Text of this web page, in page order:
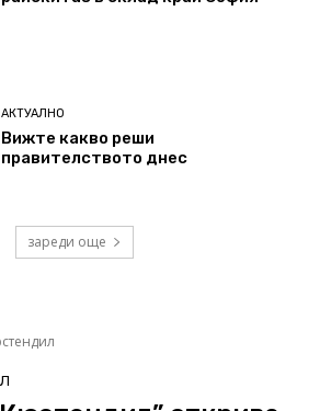
АКТУАЛНО
Вижте какво реши
правителството днес
зареди още